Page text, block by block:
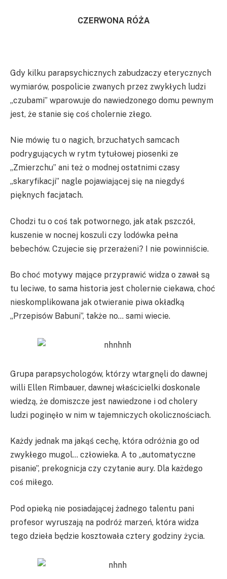
CZERWONA RÓŻA
Gdy kilku parapsychicznych zabudzaczy eterycznych
wymiarów, pospolicie zwanych przez zwykłych ludzi
„czubami” wparowuje do nawiedzonego domu pewnym
jest, że stanie się coś cholernie złego.
Nie mówię tu o nagich, brzuchatych samcach
podrygujących w rytm tytułowej piosenki ze
„Zmierzchu” ani też o modnej ostatnimi czasy
„skaryfikacji” nagle pojawiającej się na niegdyś
pięknych facjatach.
Chodzi tu o coś tak potwornego, jak atak pszczół,
kuszenie w nocnej koszuli czy lodówka pełna
bebechów. Czujecie się przerażeni? I nie powinniście.
Bo choć motywy mające przyprawić widza o zawał są
tu leciwe, to sama historia jest cholernie ciekawa, choć
nieskomplikowana jak otwieranie piwa okładką
„Przepisów Babuni”, także no… sami wiecie.
Grupa parapsychologów, którzy wtargnęli do dawnej
willi Ellen Rimbauer, dawnej właścicielki doskonale
wiedzą, że domiszcze jest nawiedzone i od cholery
ludzi poginęło w nim w tajemniczych okolicznościach.
Każdy jednak ma jakąś cechę, która odróżnia go od
zwykłego mugol… człowieka. A to „automatyczne
pisanie”, prekognicja czy czytanie aury. Dla każdego
coś miłego.
Pod opieką nie posiadającej żadnego talentu pani
profesor wyruszają na podróż marzeń, która widza
tego dzieła będzie kosztowała cztery godziny życia.